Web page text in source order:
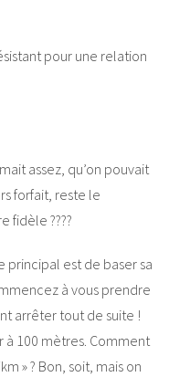
pour une relation
assez, qu’on pouvait
forfait, reste le
fidèle ????
principal est de baser sa
à vous prendre
arrêter tout de suite !
à 100 mètres. Comment
» ? Bon, soit, mais on